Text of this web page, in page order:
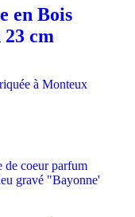
en Bois
cm